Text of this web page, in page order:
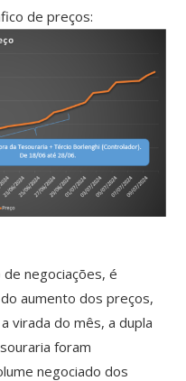
de preços:
negociações, é
aumento dos preços,
virada do mês, a dupla
foram
negociado dos